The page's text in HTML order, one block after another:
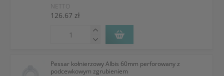
NETTO
126.67 zł
Pessar kołnierzowy Albis 60mm perforowany z
podcewkowym zgrubieniem